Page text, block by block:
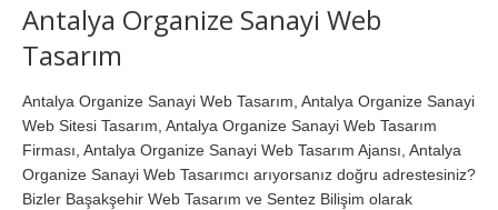
Antalya Organize Sanayi Web
Tasarım
Antalya Organize Sanayi Web Tasarım, Antalya Organize Sanayi
Web Sitesi Tasarım, Antalya Organize Sanayi Web Tasarım
Firması, Antalya Organize Sanayi Web Tasarım Ajansı, Antalya
Organize Sanayi Web Tasarımcı arıyorsanız doğru adrestesiniz?
Bizler Başakşehir Web Tasarım ve Sentez Bilişim olarak